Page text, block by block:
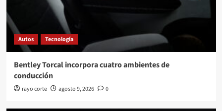
Autos Tecnología
Bentley Torcal incorpora cuatro ambientes de
conducción
rayo corte agosto 9, 2026 0